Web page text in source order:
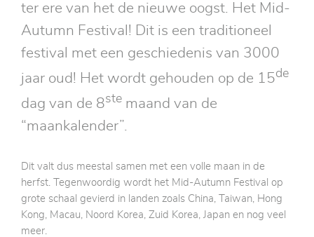
ter ere van het de nieuwe oogst. Het Mid-
Autumn Festival! Dit is een traditioneel
festival met een geschiedenis van 3000
jaar oud! Het wordt gehouden op de 15de
dag van de 8ste maand van de
“maankalender”.
Dit valt dus meestal samen met een volle maan in de
herfst. Tegenwoordig wordt het Mid-Autumn Festival op
grote schaal gevierd in landen zoals China, Taiwan, Hong
Kong, Macau, Noord Korea, Zuid Korea, Japan en nog veel
meer.